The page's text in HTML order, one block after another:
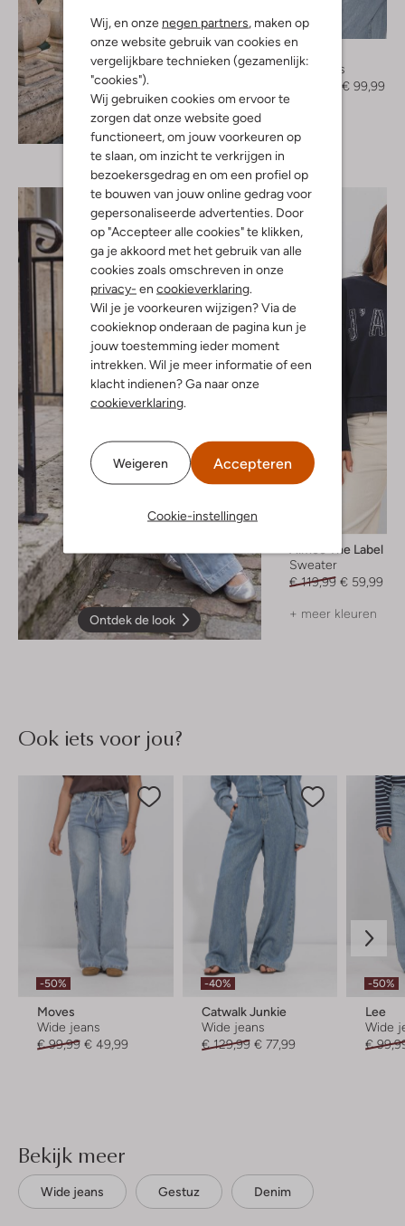
Wij, en onze negen partners, maken op
onze website gebruik van cookies en
vergelijkbare technieken (gezamenlijk:
"cookies").
Wij gebruiken cookies om ervoor te
zorgen dat onze website goed
functioneert, om jouw voorkeuren op
te slaan, om inzicht te verkrijgen in
bezoekersgedrag en om een profiel op
te bouwen van jouw online gedrag voor
gepersonaliseerde advertenties. Door
op "Accepteer alle cookies" te klikken,
ga je akkoord met het gebruik van alle
cookies zoals omschreven in onze
privacy- en cookieverklaring.
Wil je je voorkeuren wijzigen? Via de
cookieknop onderaan de pagina kun je
jouw toestemming ieder moment
intrekken. Wil je meer informatie of een
klacht indienen? Ga naar onze
cookieverklaring.
Weigeren Accepteren
Cookie-instellingen
Ontdek de look
-50%
Gestuz
Spijkerjas
€ 99,99
Ontdek de look
Aimee The Label
Sweater
€ 119,99 € 59,99
+ meer kleuren
Ook iets voor jou?
-50%
Moves
Wide jeans
€ 99,99 € 49,99
-40%
Catwalk Junkie
Wide jeans
€ 129,99 € 77,99
-50%
Lee
Wide
€
Bekijk meer
Wide jeans Gestuz Denim